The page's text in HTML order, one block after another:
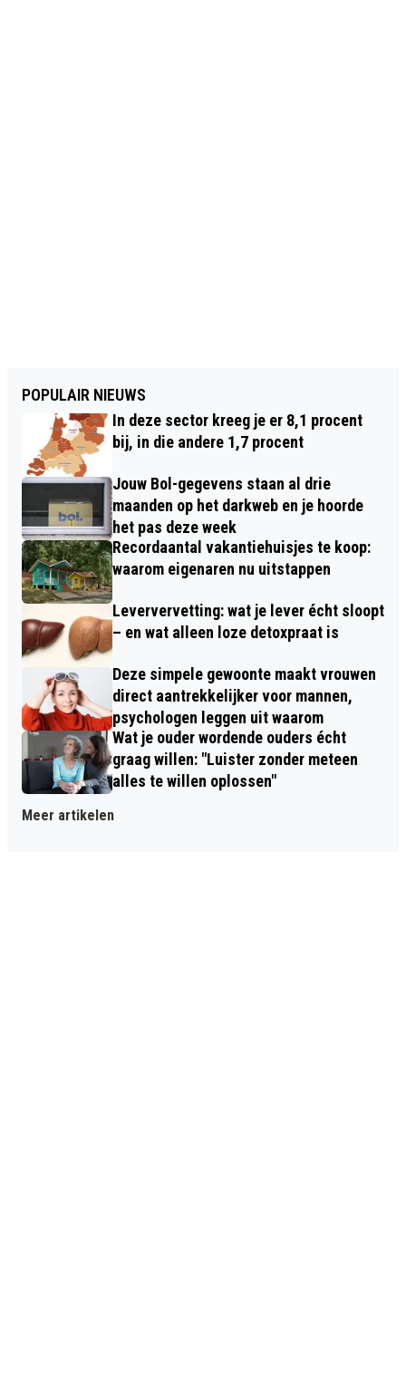
POPULAIR NIEUWS
In deze sector kreeg je er 8,1 procent
bij, in die andere 1,7 procent
Jouw Bol-gegevens staan al drie
maanden op het darkweb en je hoorde
het pas deze week
Recordaantal vakantiehuisjes te koop:
waarom eigenaren nu uitstappen
Leververvetting: wat je lever écht sloopt
– en wat alleen loze detoxpraat is
Deze simpele gewoonte maakt vrouwen
direct aantrekkelijker voor mannen,
psychologen leggen uit waarom
Wat je ouder wordende ouders écht
graag willen: "Luister zonder meteen
alles te willen oplossen"
Meer artikelen